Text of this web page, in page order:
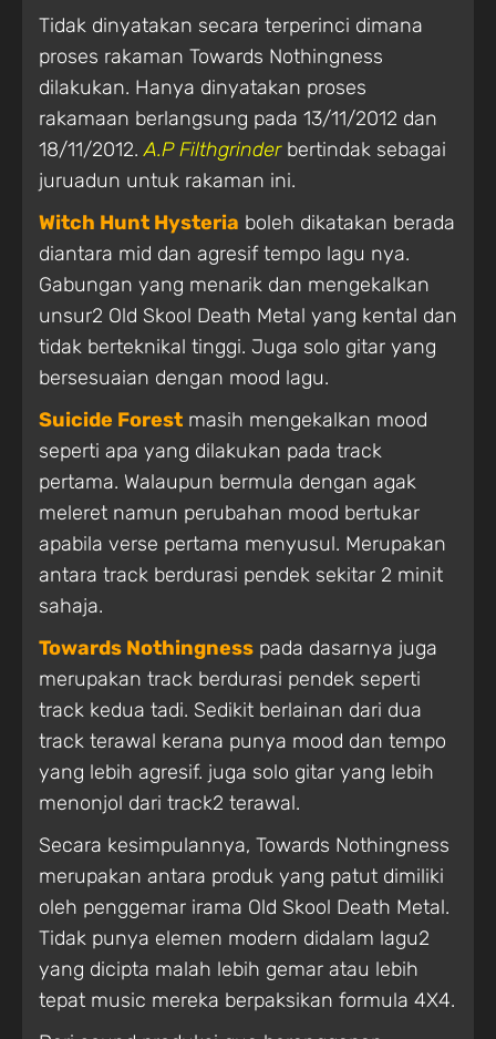
Tidak dinyatakan secara terperinci dimana
proses rakaman Towards Nothingness
dilakukan. Hanya dinyatakan proses
rakamaan berlangsung pada 13/11/2012 dan
18/11/2012.A.P Filthgrinderbertindak sebagai
juruadun untuk rakaman ini.
Witch Hunt Hysteria boleh dikatakan berada
diantara mid dan agresif tempo lagu nya.
Gabungan yang menarik dan mengekalkan
unsur2 Old Skool Death Metal yang kental dan
tidak berteknikal tinggi. Juga solo gitar yang
bersesuaian dengan mood lagu.
Suicide Forest masih mengekalkan mood
seperti apa yang dilakukan pada track
pertama. Walaupun bermula dengan agak
meleret namun perubahan mood bertukar
apabila verse pertama menyusul. Merupakan
antara track berdurasi pendek sekitar 2 minit
sahaja.
Towards Nothingness pada dasarnya juga
merupakan track berdurasi pendek seperti
track kedua tadi. Sedikit berlainan dari dua
track terawal kerana punya mood dan tempo
yang lebih agresif. juga solo gitar yang lebih
menonjol dari track2 terawal.
Secara kesimpulannya, Towards Nothingness
merupakan antara produk yang patut dimiliki
oleh penggemar irama Old Skool Death Metal.
Tidak punya elemen modern didalam lagu2
yang dicipta malah lebih gemar atau lebih
tepat music mereka berpaksikan formula 4X4.